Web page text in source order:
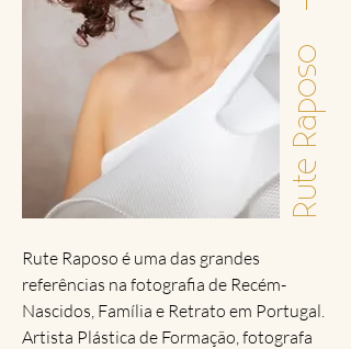
Rute Raposo
​Rute Raposo é uma das grandes
referências na fotografia de Recém-
Nascidos, Família e Retrato em Portugal.
Artista Plástica de Formação, fotografa